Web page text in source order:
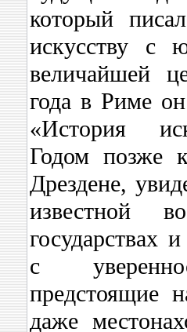
который
искусству с
величайшей
года в Риме
«История
Годом позже
Дрездене,
известной
государствах
с
предстоящие
даже